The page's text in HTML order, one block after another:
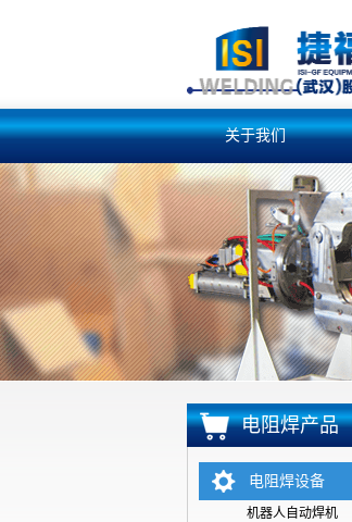
关于我们
电阻焊产品
电阻焊设备
机器人自动焊机